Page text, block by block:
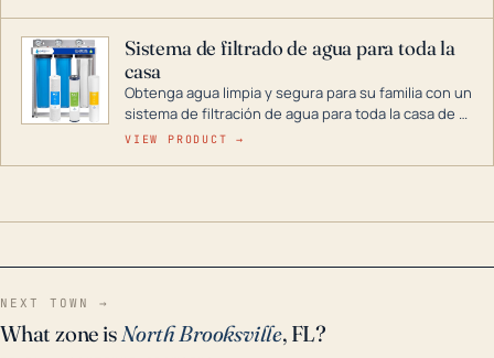
Sistema de filtrado de agua para toda la
casa
Obtenga agua limpia y segura para su familia con un
sistema de filtración de agua para toda la casa de 3
etapas. La tecnología avanzada de este filtro
en situaciones de emergencia.
VIEW PRODUCT →
NEXT TOWN →
What zone isNorth Brooksville, FL?